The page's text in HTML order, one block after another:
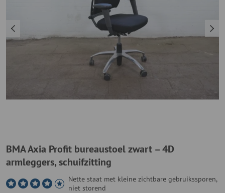
BMA Axia Profit bureaustoel zwart – 4D
armleggers, schuifzitting
Nette staat met kleine zichtbare gebruikssporen,
niet storend